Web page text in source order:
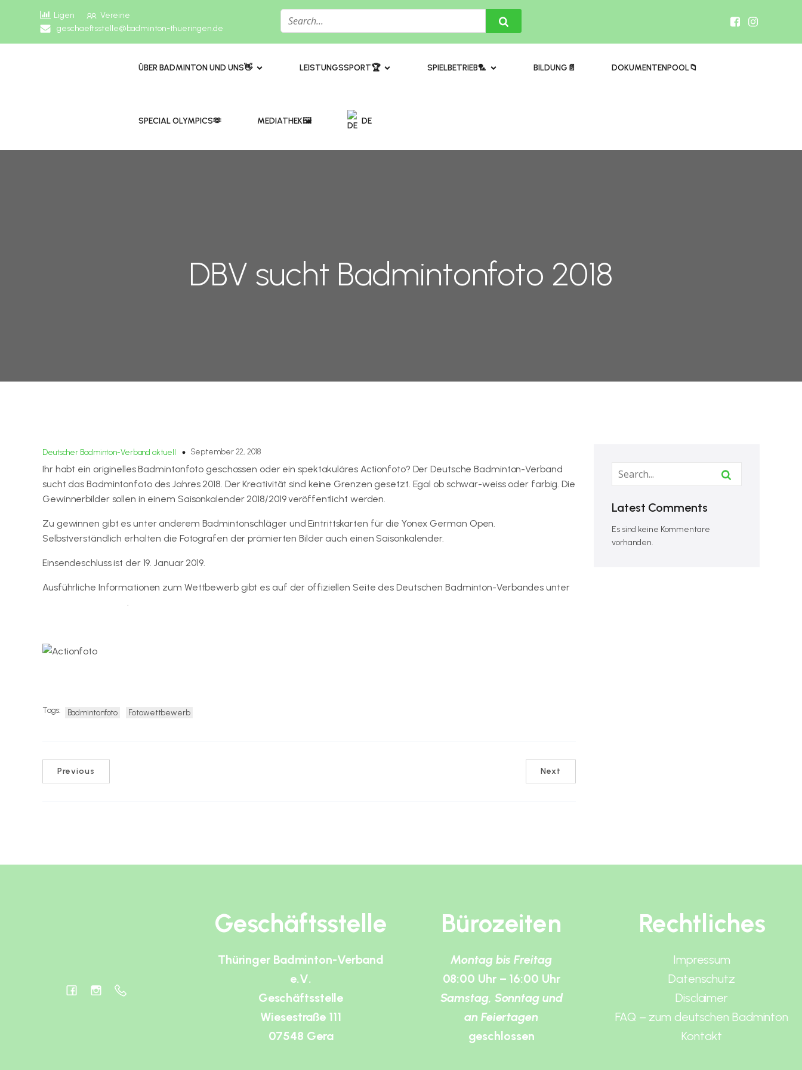
Ligen
Vereine
geschaeftsstelle@badminton-thueringen.de
ÜBER BADMINTON UND UNS👋 ​LEISTUNGSSPORT🏆 SPIELBETRIEB🏸 BILDUNG📄 DOKUMENTENPOOL📁
​​SPECIAL OLYMPICS🫶 MEDIATHEK🖼️​ DE
DBV sucht Badmintonfoto 2018
Deutscher Badminton-Verband aktuell September 22, 2018
Ihr habt ein originelles Badmintonfoto geschossen oder ein spektakuläres Actionfoto? Der Deutsche Badminton-Verband
sucht das Badmintonfoto des Jahres 2018. Der Kreativität sind keine Grenzen gesetzt. Egal ob schwar-weiss oder farbig. Die
Gewinnerbilder sollen in einem Saisonkalender 2018/2019 veröffentlicht werden.
Zu gewinnen gibt es unter anderem Badmintonschläger und Eintrittskarten für die Yonex German Open.
Selbstverständlich erhalten die Fotografen der prämierten Bilder auch einen Saisonkalender.
Einsendeschluss ist der 19. Januar 2019.
Ausführliche Informationen zum Wettbewerb gibt es auf der offiziellen Seite des Deutschen Badminton-Verbandes unter
www.badminton.de.
Tags: Badmintonfoto Fotowettbewerb
Previous Next
Latest Comments
Es sind keine Kommentare
vorhanden.
Geschäftsstelle
Thüringer Badminton-Verband
e.V.
Geschäftsstelle
Wiesestraße 111
07548 Gera
Bürozeiten
Montag bis Freitag
08:00 Uhr – 16:00 Uhr
Samstag, Sonntag und
an Feiertagen
geschlossen
Rechtliches
Impressum
Datenschutz
Disclaimer
FAQ – zum deutschen Badminton
Kontakt